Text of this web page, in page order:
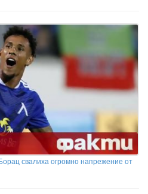
свалиха огромно напрежение от